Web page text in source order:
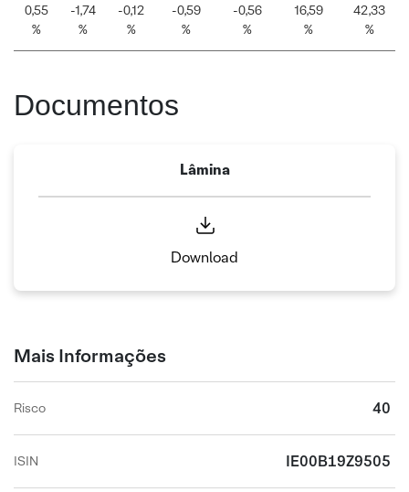
0,55
%
-1,74
%
-0,12
%
-0,59
%
-0,56
%
16,59
%
42,33
%
Documentos
Lâmina
Download
Mais Informações
Risco 40
ISIN IE00B19Z9505